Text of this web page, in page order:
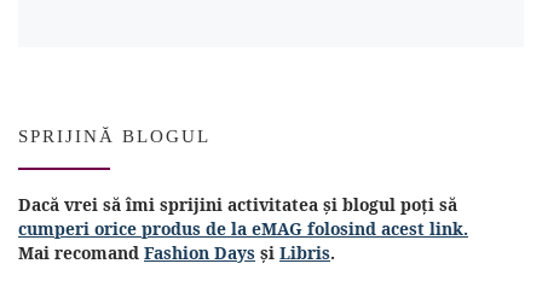
SPRIJINĂ BLOGUL
Dacă vrei să îmi sprijini activitatea și blogul poți să
cumperi orice produs de la eMAG folosind acest link.
Mai recomand Fashion Days și Libris.